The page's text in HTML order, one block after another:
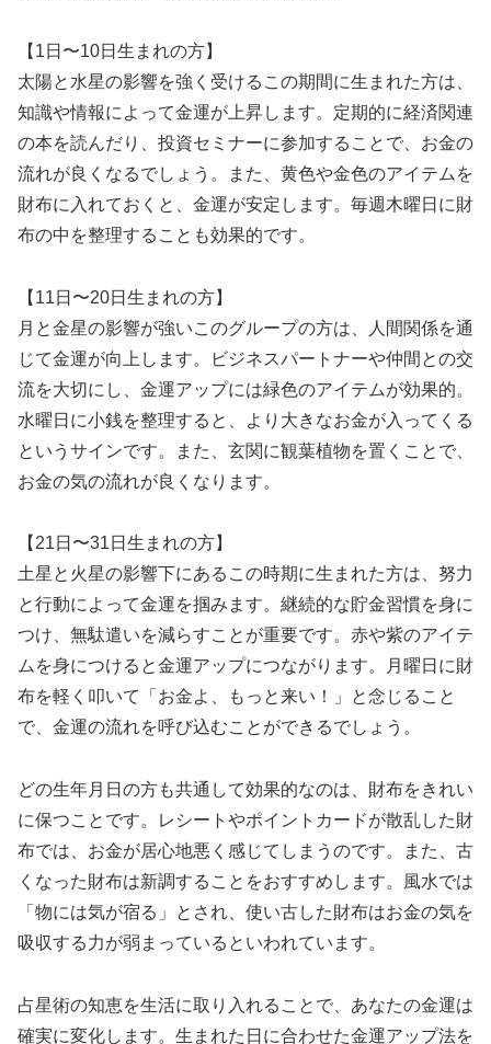
【1日〜10日生まれの方】
太陽と水星の影響を強く受けるこの期間に生まれた方は、
知識や情報によって金運が上昇します。定期的に経済関連
の本を読んだり、投資セミナーに参加することで、お金の
流れが良くなるでしょう。また、黄色や金色のアイテムを
財布に入れておくと、金運が安定します。毎週木曜日に財
布の中を整理することも効果的です。
【11日〜20日生まれの方】
月と金星の影響が強いこのグループの方は、人間関係を通
じて金運が向上します。ビジネスパートナーや仲間との交
流を大切にし、金運アップには緑色のアイテムが効果的。
水曜日に小銭を整理すると、より大きなお金が入ってくる
というサインです。また、玄関に観葉植物を置くことで、
お金の気の流れが良くなります。
【21日〜31日生まれの方】
土星と火星の影響下にあるこの時期に生まれた方は、努力
と行動によって金運を掴みます。継続的な貯金習慣を身に
つけ、無駄遣いを減らすことが重要です。赤や紫のアイテ
ムを身につけると金運アップにつながります。月曜日に財
布を軽く叩いて「お金よ、もっと来い！」と念じること
で、金運の流れを呼び込むことができるでしょう。
どの生年月日の方も共通して効果的なのは、財布をきれい
に保つことです。レシートやポイントカードが散乱した財
布では、お金が居心地悪く感じてしまうのです。また、古
くなった財布は新調することをおすすめします。風水では
「物には気が宿る」とされ、使い古した財布はお金の気を
吸収する力が弱まっているといわれています。
占星術の知恵を生活に取り入れることで、あなたの金運は
確実に変化します。生まれた日に合わせた金運アップ法を